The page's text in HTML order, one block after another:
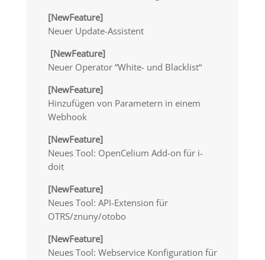
[NewFeature]
Neuer Update-Assistent
[NewFeature]
Neuer Operator “White- und Blacklist“
[NewFeature]
Hinzufügen von Parametern in einem
Webhook
[NewFeature]
Neues Tool: OpenCelium Add-on für i-
doit
[NewFeature]
Neues Tool: API-Extension für
OTRS/znuny/otobo
[NewFeature]
Neues Tool: Webservice Konfiguration für